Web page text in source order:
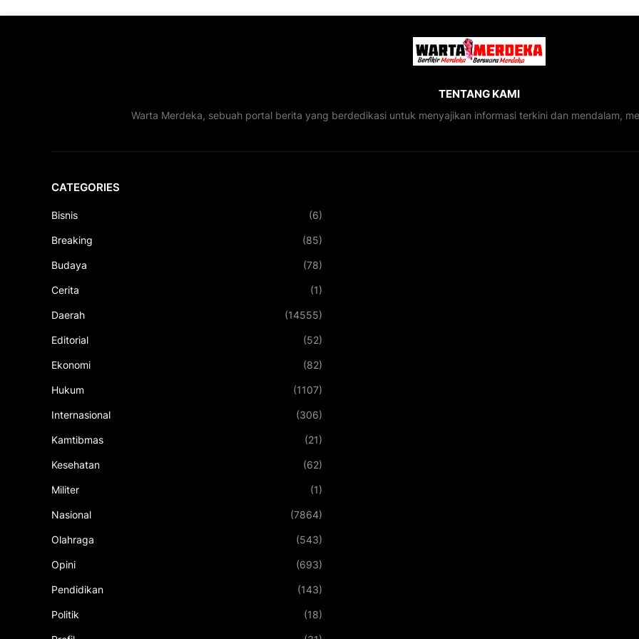
TENTANG KAMI
Warta Merdeka, sebuah portal berita yang berdedikasi untuk menyajikan informasi terkini dan mendalam,
CATEGORIES
Bisnis (6)
Breaking (85)
Budaya (78)
Cerita (1)
Daerah (14555)
Editorial (52)
Ekonomi (82)
Hukum (1107)
Internasional (306)
Kamtibmas (21)
Kesehatan (62)
Militer (1)
Nasional (7864)
Olahraga (543)
Opini (693)
Pendidikan (143)
Politik (18)